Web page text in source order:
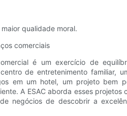
qualidade moral.
comerciais
é um exercício de
de entretenimento familiar,
em um hotel, um projeto bem
A ESAC aborda esses projetos
negócios de descobrir a